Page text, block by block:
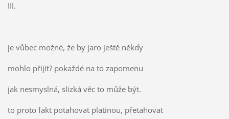
III.
je vůbec možné, že by jaro ještě někdy
mohlo přijít? pokaždé na to zapomenu
jak nesmyslná, slizká věc to může být.
to proto fakt potahovat platinou, přetahovat